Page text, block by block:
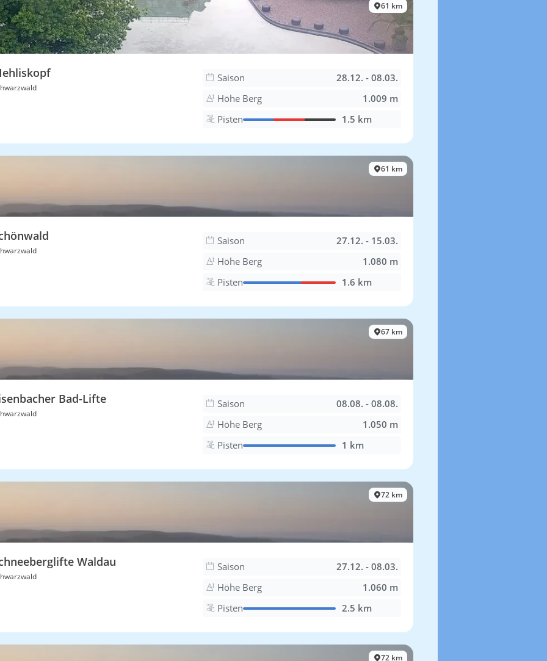
61 km
Saison
28.12. - 08.03.
Höhe Berg
1.009 m
Pisten
1.5 km
61 km
Saison
27.12. - 15.03.
Höhe Berg
1.080 m
Pisten
1.6 km
67 km
Bad-Lifte Saison
08.08. - 08.08.
Höhe Berg
1.050 m
Pisten
1 km
72 km
Waldau Saison
27.12. - 08.03.
Höhe Berg
1.060 m
Pisten
2.5 km
72 km